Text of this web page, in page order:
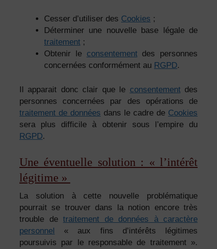
Cesser d’utiliser des Cookies ;
Déterminer une nouvelle base légale de
traitement ;
Obtenir le consentementdes personnes
concernées conformément au RGPD.
Il apparait donc clair que le consentementdes
personnes concernées par des opérations de
traitement de données dans le cadre de Cookies
sera plus difficile à obtenir sous l’empire du
RGPD.
Une éventuelle solution : « l’intérêt
légitime »
La solution à cette nouvelle problématique
pourrait se trouver dans la notion encore très
trouble de traitement de données à caractère
personnel
« aux fins d’intérêts légitimes
poursuivis par le responsable de traitement ».